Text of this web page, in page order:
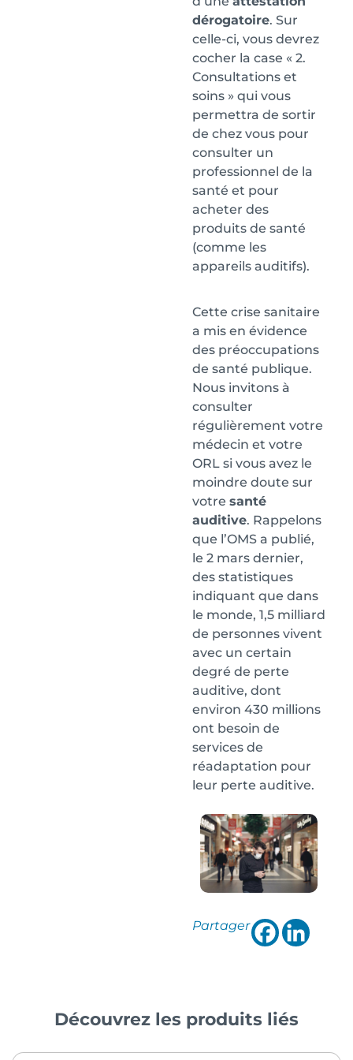
dérogatoire. Sur
celle-ci, vous devrez
cocher la case « 2.
Consultations et
soins » qui vous
permettra de sortir
de chez vous pour
consulter un
professionnel de la
santé et pour
acheter des
produits de santé
(comme les
appareils auditifs).
Cette crise sanitaire
a mis en évidence
des préoccupations
de santé publique.
Nous invitons à
consulter
régulièrement votre
médecin et votre
ORL si vous avez le
moindre doute sur
votre santé
auditive. Rappelons
que l’OMS a publié,
le 2 mars dernier,
des statistiques
indiquant que dans
le monde, 1,5 milliard
de personnes vivent
avec un certain
degré de perte
auditive, dont
environ 430 millions
ont besoin de
services de
réadaptation pour
leur perte auditive.
Partager
Découvrez les produits liés